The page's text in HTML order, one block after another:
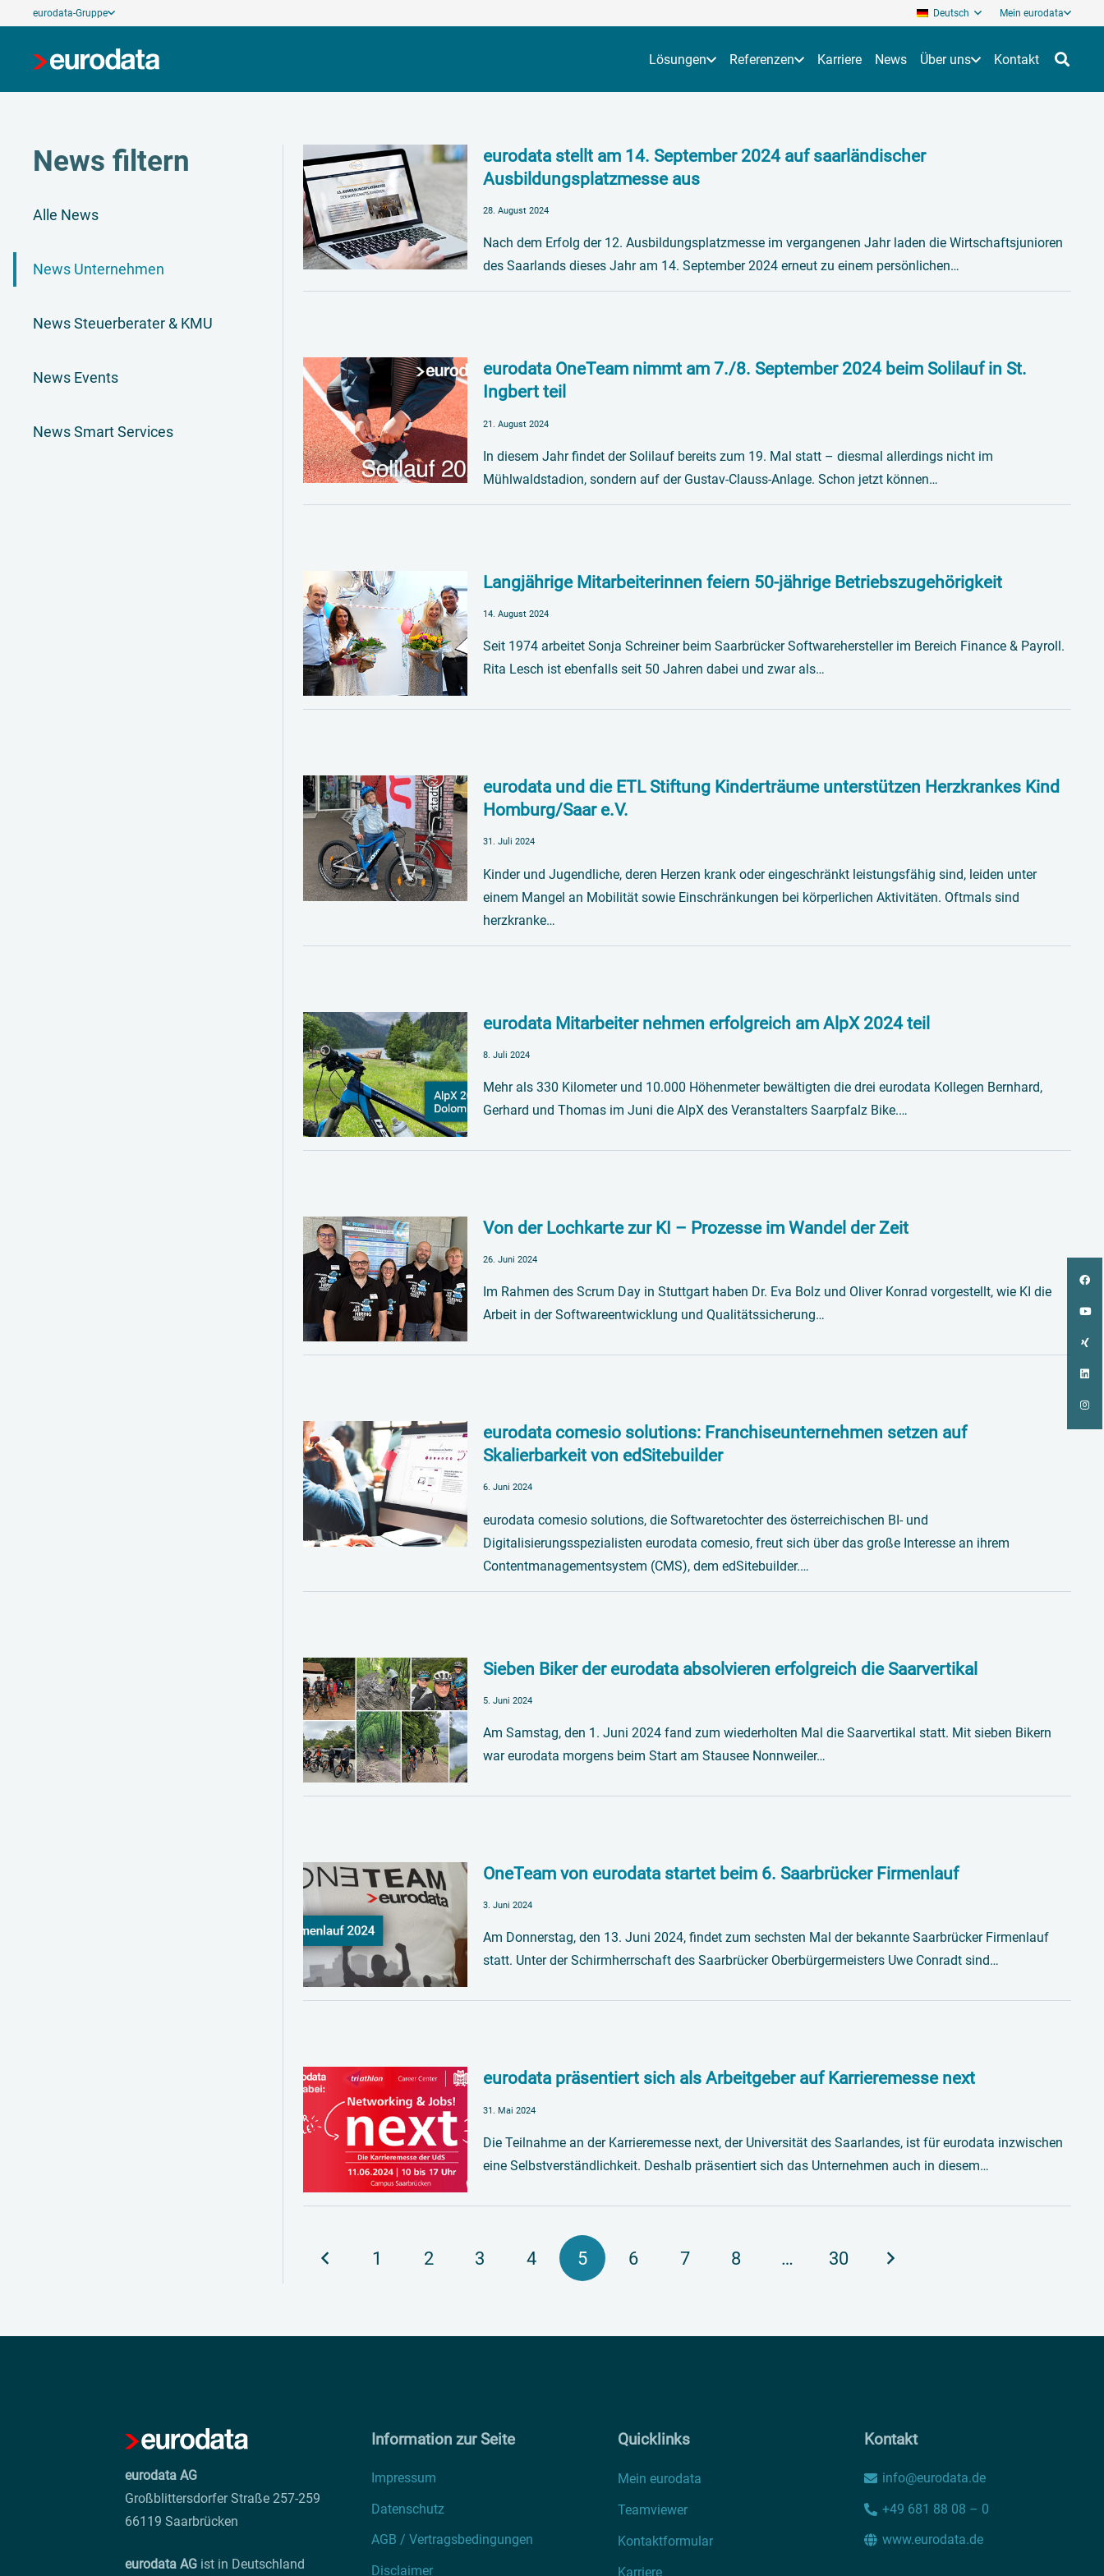
eurodata-Gruppe Deutsch Mein eurodata
Lösungen Referenzen Karriere News Über uns Kontakt
News filtern
Alle News
News Unternehmen
News Steuerberater & KMU
News Events
News Smart Services
eurodata stellt am 14. September 2024 auf saarländischer
Ausbildungsplatzmesse aus
28. August 2024
Nach dem Erfolg der 12. Ausbildungsplatzmesse im vergangenen Jahr laden die Wirtschaftsjunioren
des Saarlands dieses Jahr am 14. September 2024 erneut zu einem persönlichen…
eurodata OneTeam nimmt am 7./8. September 2024 beim Solilauf in St.
Ingbert teil
21. August 2024
In diesem Jahr findet der Solilauf bereits zum 19. Mal statt – diesmal allerdings nicht im
Mühlwaldstadion, sondern auf der Gustav-Clauss-Anlage. Schon jetzt können…
Langjährige Mitarbeiterinnen feiern 50-jährige Betriebszugehörigkeit
14. August 2024
Seit 1974 arbeitet Sonja Schreiner beim Saarbrücker Softwarehersteller im Bereich Finance & Payroll.
Rita Lesch ist ebenfalls seit 50 Jahren dabei und zwar als…
eurodata und die ETL Stiftung Kinderträume unterstützen Herzkrankes Kind
Homburg/Saar e.V.
31. Juli 2024
Kinder und Jugendliche, deren Herzen krank oder eingeschränkt leistungsfähig sind, leiden unter
einem Mangel an Mobilität sowie Einschränkungen bei körperlichen Aktivitäten. Oftmals sind
herzkranke…
eurodata Mitarbeiter nehmen erfolgreich am AlpX 2024 teil
8. Juli 2024
Mehr als 330 Kilometer und 10.000 Höhenmeter bewältigten die drei eurodata Kollegen Bernhard,
Gerhard und Thomas im Juni die AlpX des Veranstalters Saarpfalz Bike.…
Von der Lochkarte zur KI – Prozesse im Wandel der Zeit
26. Juni 2024
Im Rahmen des Scrum Day in Stuttgart haben Dr. Eva Bolz und Oliver Konrad vorgestellt, wie KI die
Arbeit in der Softwareentwicklung und Qualitätssicherung…
eurodata comesio solutions: Franchiseunternehmen setzen auf
Skalierbarkeit von edSitebuilder
6. Juni 2024
eurodata comesio solutions, die Softwaretochter des österreichischen BI- und
Digitalisierungsspezialisten eurodata comesio, freut sich über das große Interesse an ihrem
Contentmanagementsystem (CMS), dem edSitebuilder.…
Sieben Biker der eurodata absolvieren erfolgreich die Saarvertikal
5. Juni 2024
Am Samstag, den 1. Juni 2024 fand zum wiederholten Mal die Saarvertikal statt. Mit sieben Bikern
war eurodata morgens beim Start am Stausee Nonnweiler…
OneTeam von eurodata startet beim 6. Saarbrücker Firmenlauf
3. Juni 2024
Am Donnerstag, den 13. Juni 2024, findet zum sechsten Mal der bekannte Saarbrücker Firmenlauf
statt. Unter der Schirmherrschaft des Saarbrücker Oberbürgermeisters Uwe Conradt sind…
eurodata präsentiert sich als Arbeitgeber auf Karrieremesse next
31. Mai 2024
Die Teilnahme an der Karrieremesse next, der Universität des Saarlandes, ist für eurodata inzwischen
eine Selbstverständlichkeit. Deshalb präsentiert sich das Unternehmen auch in diesem…
1 2 3 4 5 6 7 8 … 30
eurodata AG
Großblittersdorfer Straße 257-259
66119 Saarbrücken
eurodata AG ist in Deutschland
Information zur Seite
Impressum
Datenschutz
AGB / Vertragsbedingungen
Disclaimer
Quicklinks
Mein eurodata
Teamviewer
Kontaktformular
Karriere
Kontakt
info@eurodata.de
+49 681 88 08 – 0
www.eurodata.de